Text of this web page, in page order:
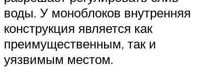
воды. У моноблоков внутренняя
конструкция является как
преимущественным, так и
уязвимым местом.